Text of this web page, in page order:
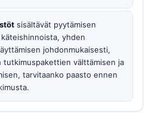
sisältävät pyytämisen
yhden
johdonmukaisesti,
tutkimuspakettien välttämisen ja
tarvitaanko paasto ennen